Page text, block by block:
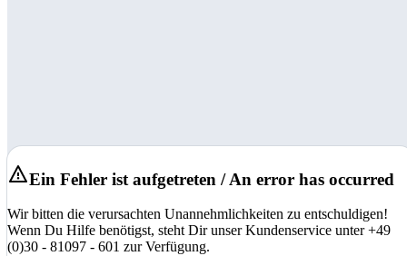
Ein Fehler ist aufgetreten / An error has occurred
Wir bitten die verursachten Unannehmlichkeiten zu entschuldigen!
Wenn Du Hilfe benötigst, steht Dir unser Kundenservice unter +49
(0)30 - 81097 - 601 zur Verfügung.